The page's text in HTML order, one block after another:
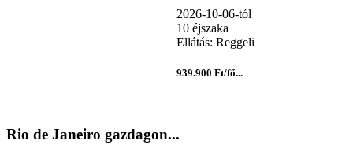
2026-10-06-tól
10 éjszaka
Ellátás: Reggeli
939.900 Ft/fő...
Rio de Janeiro gazdagon...